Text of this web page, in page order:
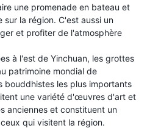
une promenade en bateau et
la région. C'est aussi un
et profiter de l'atmosphère
à l'est de Yinchuan, les grottes
patrimoine mondial de
bouddhistes les plus importants
une variété d'œuvres d'art et
anciennes et constituent un
qui visitent la région.